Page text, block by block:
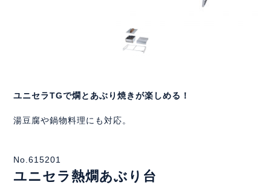
ユニセラTGで燗とあぶり焼きが楽しめる！
湯豆腐や鍋物料理にも対応。
No.615201
ユニセラ熱燗あぶり台